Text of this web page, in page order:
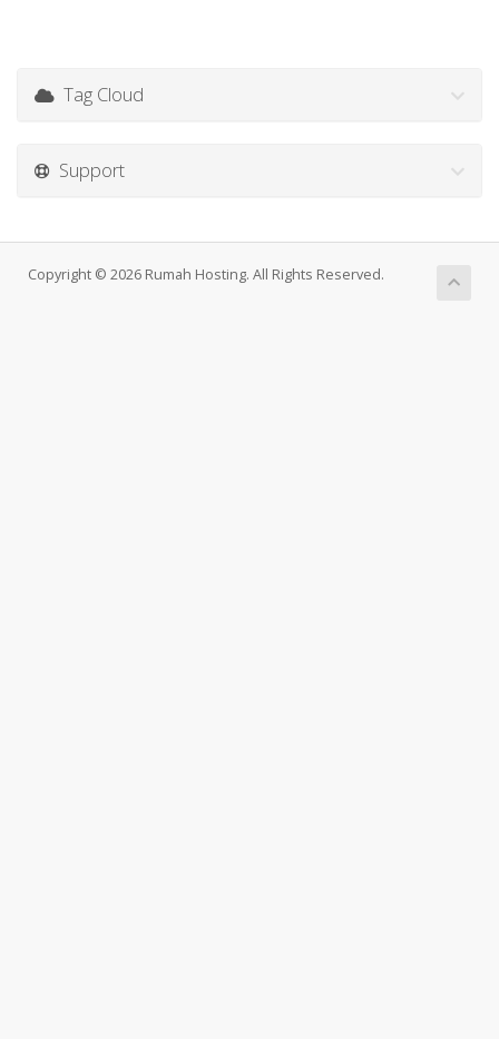
Tag Cloud
Support
Copyright © 2026 Rumah Hosting. All Rights Reserved.